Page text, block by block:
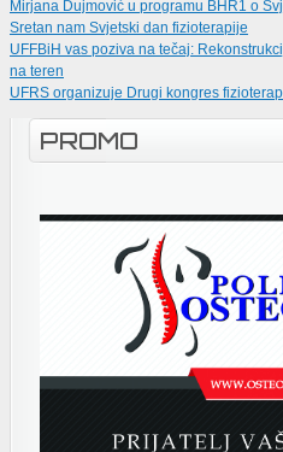
Mirjana Dujmović u programu BHR1 o
Sretan nam Svjetski dan fizioterapije
UFFBiH vas poziva na tečaj:
na teren
UFRS organizuje Drugi kongres
PROMO